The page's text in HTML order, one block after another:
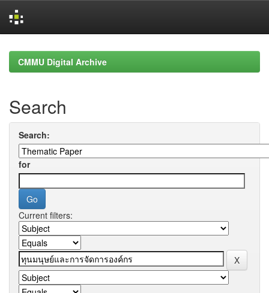
navigationCMMU Digital Archive
Search
Search:
for
Current filters: